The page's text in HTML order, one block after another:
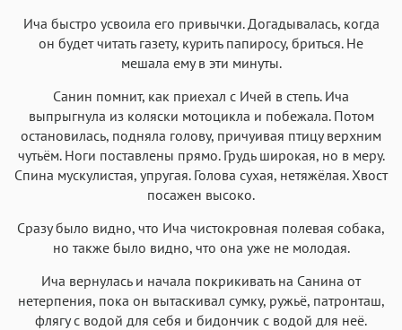
Ича быстро усвоила его привычки. Догадывалась, когда
он будет читать газету, курить папиросу, бриться. Не
мешала ему в эти минуты.
Санин помнит, как приехал с Ичей в степь. Ича
выпрыгнула из коляски мотоцикла и побежала. Потом
остановилась, подняла голову, причуивая птицу верхним
чутьём. Ноги поставлены прямо. Грудь широкая, но в меру.
Спина мускулистая, упругая. Голова сухая, нетяжёлая. Хвост
посажен высоко.
Сразу было видно, что Ича чистокровная полевая собака,
но также было видно, что она уже не молодая.
Ича вернулась и начала покрикивать на Санина от
нетерпения, пока он вытаскивал сумку, ружьё, патронташ,
флягу с водой для себя и бидончик с водой для неё.